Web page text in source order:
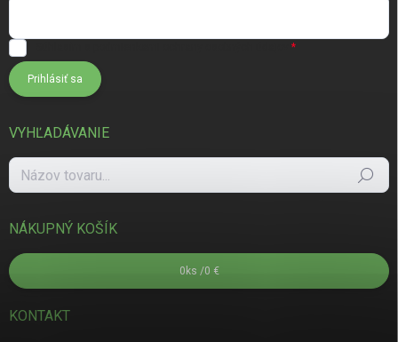
Prihlásiť sa
VYHĽADÁVANIE
Hľadať
NÁKUPNÝ KOŠÍK
0 ks /0 €
KONTAKT